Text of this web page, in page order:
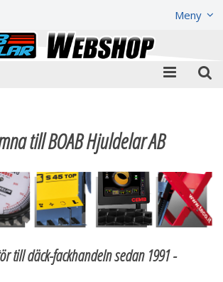
Meny
till BOAB Hjuldelar AB
till däck-fackhandeln sedan 1991 -